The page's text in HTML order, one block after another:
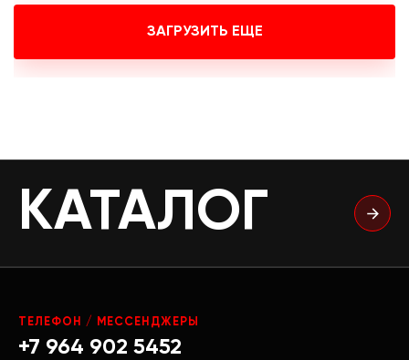
ЗАГРУЗИТЬ ЕЩЕ
КАТАЛОГ
ТЕЛЕФОН / МЕССЕНДЖЕРЫ
+7 964 902 5452